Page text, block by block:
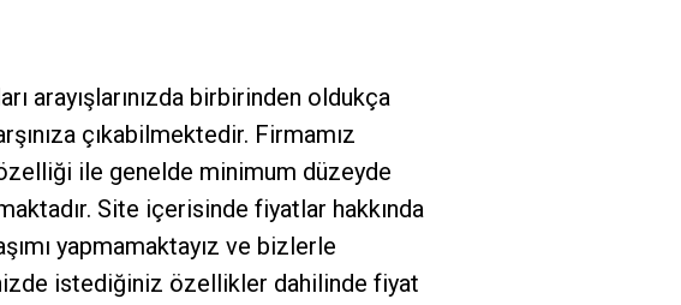
arayışlarınızda birbirinden oldukça
çıkabilmektedir. Firmamız
ile genelde minimum düzeyde
Site içerisinde fiyatlar hakkında
yapmamaktayız ve bizlerle
istediğiniz özellikler dahilinde fiyat